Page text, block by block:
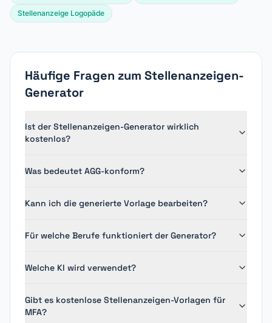
Stellenanzeige Logopäde
Häufige Fragen zum Stellenanzeigen-
Generator
Ist der Stellenanzeigen-Generator wirklich
kostenlos?
Was bedeutet AGG-konform?
Kann ich die generierte Vorlage bearbeiten?
Für welche Berufe funktioniert der Generator?
Welche KI wird verwendet?
Gibt es kostenlose Stellenanzeigen-Vorlagen für
MFA?